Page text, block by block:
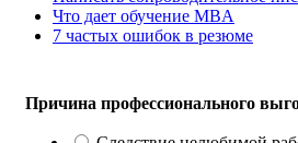
Что дает обучение MBA
7 частых ошибок в резюме
Причина профессионального